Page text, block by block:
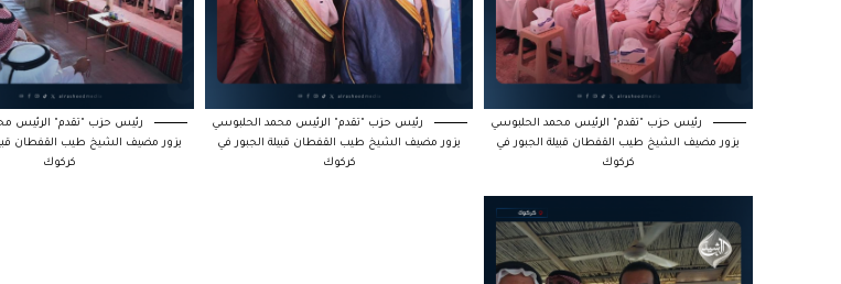
رئيس حزب "تقدم" الرئيس محمد الحلبوسي
يزور مضيف الشيخ طيب القفطان قبيلة الجبور في
كركوك
رئيس حزب "تقدم" الرئيس محمد الحلبوسي
يزور مضيف الشيخ طيب القفطان قبيلة الجبور في
كركوك
رئيس حزب "تقدم" الرئيس
يزور مضيف الشيخ طيب القفطان
كركوك